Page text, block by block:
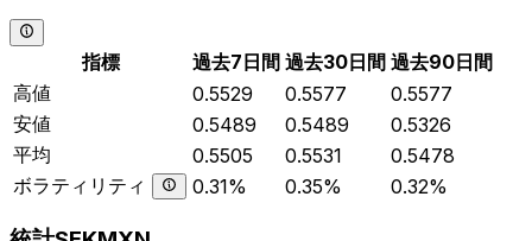
指標 過去7日間 過去30日間 過去90日間
高値
0.5529 0.5577
0.5577
安値
0.5489 0.5489
0.5326
平均
0.5505 0.5531
0.5478
ボラティリティ
0.31% 0.35% 0.32%